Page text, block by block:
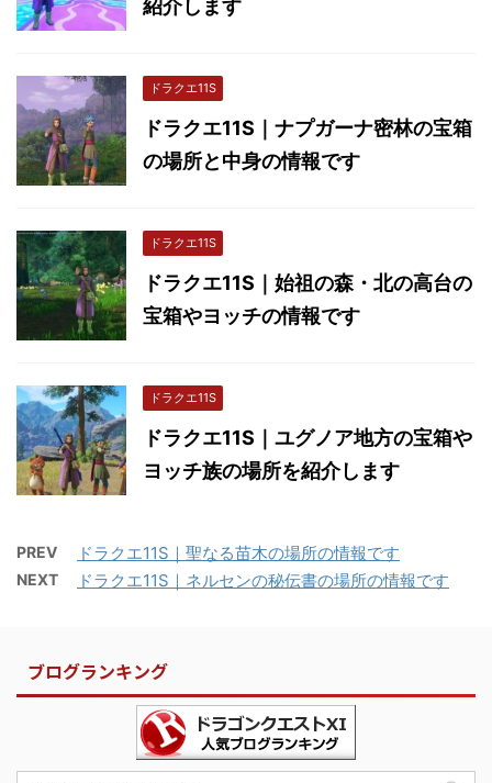
紹介します
ドラクエ11S
ドラクエ11S｜ナプガーナ密林の宝箱
の場所と中身の情報です
ドラクエ11S
ドラクエ11S｜始祖の森・北の高台の
宝箱やヨッチの情報です
ドラクエ11S
ドラクエ11S｜ユグノア地方の宝箱や
ヨッチ族の場所を紹介します
PREV ドラクエ11S｜聖なる苗木の場所の情報です
NEXT ドラクエ11S｜ネルセンの秘伝書の場所の情報です
ブログランキング